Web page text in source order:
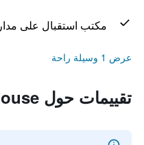
مكتب استقبال على مدار 24 ساعة
عرض 1 وسيلة راحة
تقييمات حول Yaudin Guest House